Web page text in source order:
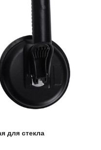
для стекла